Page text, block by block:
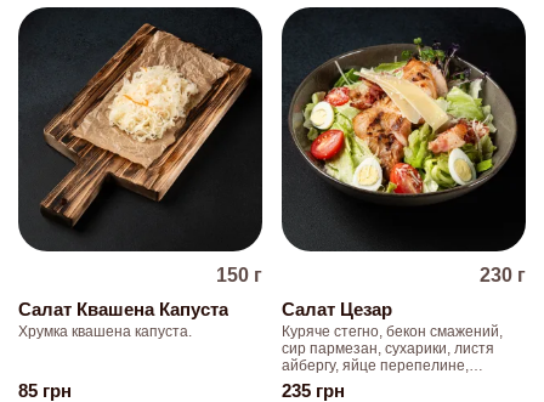
150 г
Салат Квашена Капуста
Хрумка квашена капуста.
85 грн
230 г
Салат Цезар
Куряче стегно, бекон смажений,
сир пармезан, сухарики, листя
айбергу, яйце перепелине,
помідори чері,соус цезар, мікрогрін
235 грн